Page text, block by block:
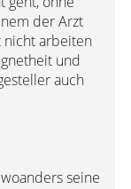
der Arzt
nicht arbeiten
und
auch
seine